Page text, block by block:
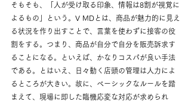
そもそも、「人が受け取る印象、情報は8割が視覚に
よるもの」という。V MDとは、商品が魅力的に見え
る状況を作り出すことで、言葉を使わずに接客の役
割をする。つまり、商品が自分で自分を販売訴求す
ることになる。といえば、かなりコスパが良い手法
である。とはいえ、日々動く店頭の管理は人力によ
るところが大きい。故に、ベーシックなルールを踏
まえて、現場に即した臨機応変な対応が求められ